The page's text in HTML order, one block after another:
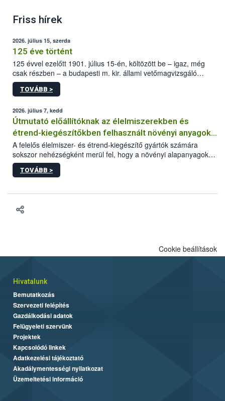
Friss hírek
2026. július 15, szerda
125 éve történt
125 évvel ezelőtt 1901. július 15-én, költözött be – igaz, még
csak részben – a budapesti m. kir. állami vetőmagvizsgáló
állomás a Kis Rókus utca 15. szám alatti, Czigler Győző által
tervezett új épületébe.
TOVÁBB >
2026. július 7, kedd
Útmutató előállítóknak az élelmiszerekben és
étrend-kiegészítőkben felhasznált növényi anyagok,
növényi kivonatok élelmiszer-biztonsági
kockázatértékeléséhez szükséges adatbázisokról
A felelős élelmiszer- és étrend-kiegészítő gyártók számára
sokszor nehézségként merül fel, hogy a növényi alapanyagok
és kivonatok, melyek jelenleg uniós szinten nem szabályozottak,
milyen tisztasági, minőségi és biztonsági paramétereknek
minden adatot összevetve dönteni arról, hogy egy alapanyagot
folyamatban szeretnénk segítséget nyújtani a vállalkozásnak az
TOVÁBB >
Cookie beállítások
Hivatalunk
Bemutatkozás
Szervezeti felépítés
Gazdálkodási adatok
Felügyeleti szervünk
Projektek
Kapcsolódó linkek
Adatkezelési tájékoztató
Akadálymentességi nyilatkozat
Üzemeltetési információ